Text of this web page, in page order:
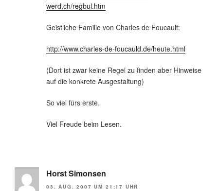
werd.ch/regbul.htm
Geistliche Familie von Charles de Foucault:
http://www.charles-de-foucauld.de/heute.html
(Dort ist zwar keine Regel zu finden aber Hinweise
auf die konkrete Ausgestaltung)
So viel fürs erste.
Viel Freude beim Lesen.
Horst Simonsen
03. AUG. 2007 UM 21:17 UHR